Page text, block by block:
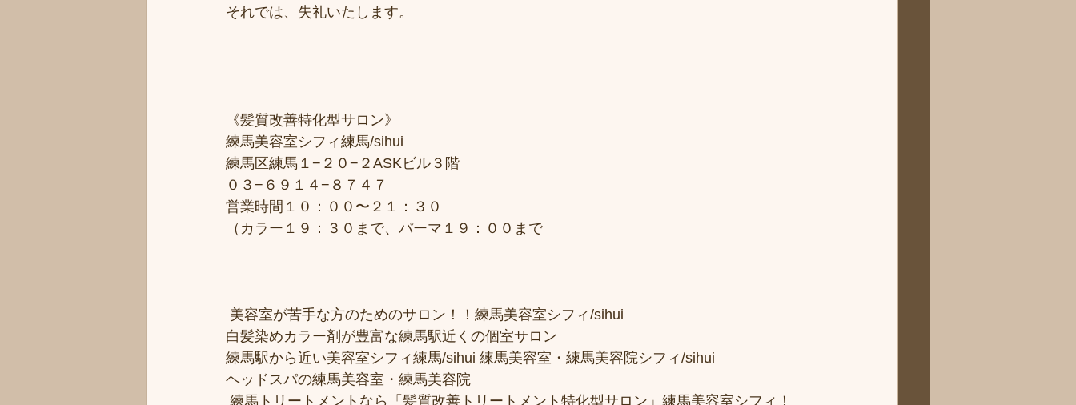
それでは、失礼いたします。
《髪質改善特化型サロン》
練馬美容室シフィ練馬/sihui
練馬区練馬１−２０−２ASKビル３階
０３−６９１４−８７４７
営業時間１０：００〜２１：３０
（カラー１９：３０まで、パーマ１９：００まで
美容室が苦手な方のためのサロン！！練馬美容室シフィ/sihui
白髪染めカラー剤が豊富な練馬駅近くの個室サロン
練馬駅から近い美容室シフィ練馬/sihui 練馬美容室・練馬美容院シフィ/sihui
ヘッドスパの練馬美容室・練馬美容院
練馬トリートメントなら「髪質改善トリートメント特化型サロン」練馬美容室シフィ！